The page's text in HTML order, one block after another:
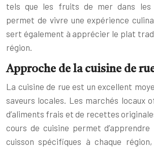
tels que les fruits de mer dans les
permet de vivre une expérience
sert également à apprécier le plat
région.
Approche de la cuisine de
La cuisine de rue est un excellent
saveurs locales. Les marchés locaux
d’aliments frais et de recettes
cours de cuisine permet d’apprendre
cuisson spécifiques à chaque